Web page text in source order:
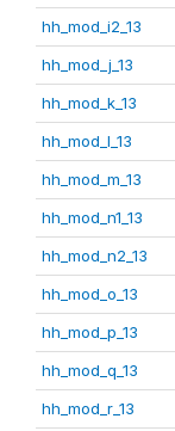
hh_mod_i2_13
hh_mod_j_13
hh_mod_k_13
hh_mod_l_13
hh_mod_m_13
hh_mod_n1_13
hh_mod_n2_13
hh_mod_o_13
hh_mod_p_13
hh_mod_q_13
hh_mod_r_13